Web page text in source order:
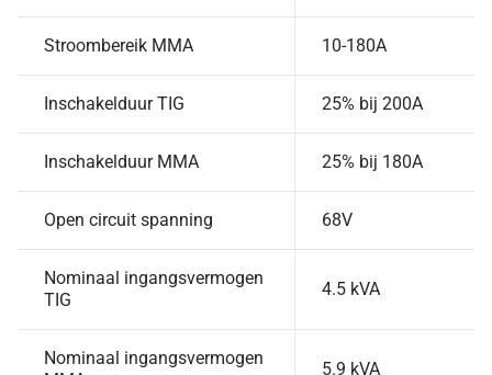
Stroombereik MMA 10-180A
Inschakelduur TIG 25% bij 200A
Inschakelduur MMA 25% bij 180A
Open circuit spanning 68V
Nominaal ingangsvermogen
TIG
4.5 kVA
Nominaal ingangsvermogen
5.9 kVA